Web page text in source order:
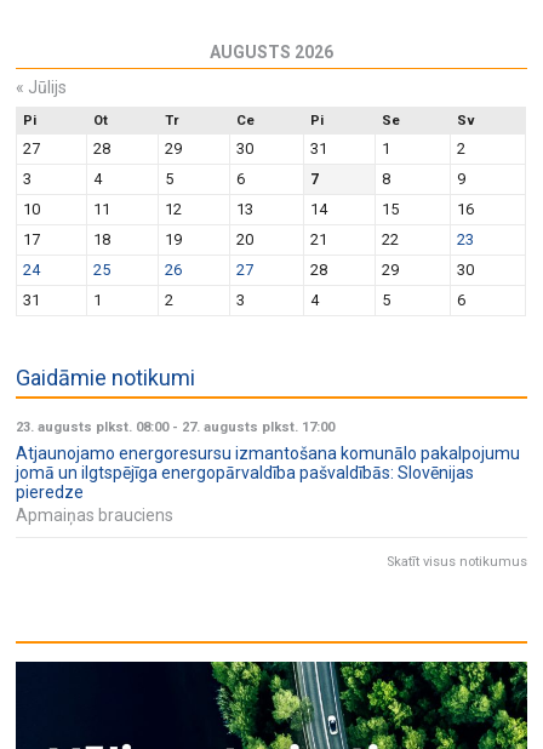
AUGUSTS 2026
« Jūlijs
Pi Ot Tr Ce Pi Se Sv
27 28 29 30 31 1
2
3
4 5 6 7 8
9
10
11 12 13 14 15
16
17
18 19 20 21 22
23
24
25 26 27 28 29
30
31
1 2 3 4 5 6
Gaidāmie notikumi
23. augusts plkst. 08:00- 27. augusts plkst. 17:00
Atjaunojamo energoresursu izmantošana komunālo pakalpojumu
jomā un ilgtspējīga energopārvaldība pašvaldībās: Slovēnijas
pieredze
Apmaiņas brauciens
Skatīt visus notikumus